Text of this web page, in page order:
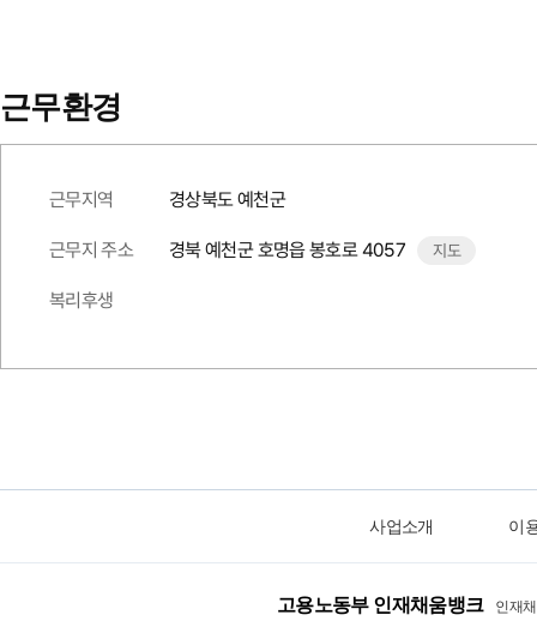
근무환경
근무지역 경상북도 예천군
근무지 주소 경북 예천군 호명읍 봉호로 4057 지도
복리후생
사업소개 이
고용노동부 인재채움뱅크
인재